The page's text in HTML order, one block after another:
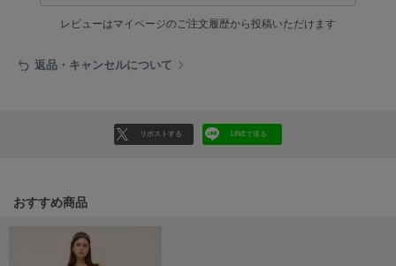
ミーエスミーム
Mila Owen
NEW Balance
ニューバランス
レビューはマイページのご注文履歴から投稿いただけます
返品・キャンセルについて
リポストする LINEで送る
おすすめ商品